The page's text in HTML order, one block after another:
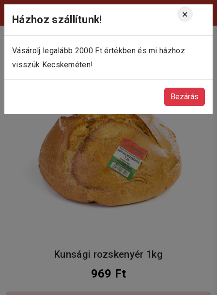
Házhoz szállítunk! ×
Vásárolj legalább 2000 Ft értékben és mi házhoz
visszük Kecskeméten!
Bezárás
Viktória Pékség Kecskemét
Kunsági rozskenyér 1kg
969 Ft